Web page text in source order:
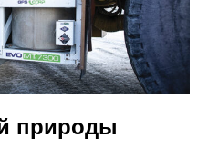
природы